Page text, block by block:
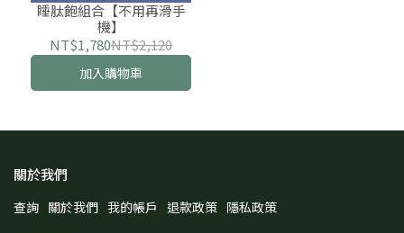
睡肽飽組合【不用再滑手
機】
NT$1,780NT$2,120
加入購物車
關於我們
查詢 關於我們 我的帳戶 退款政策 隱私政策